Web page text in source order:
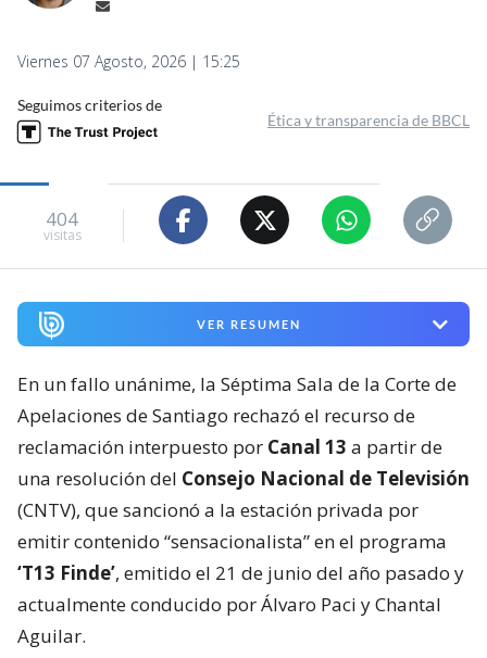
Viernes 07 Agosto, 2026 | 15:25
Seguimos criterios de
Ética y transparencia de BBCL
404
visitas
VER RESUMEN
En un fallo unánime, la Séptima Sala de la Corte de
Apelaciones de Santiago rechazó el recurso de
reclamación interpuesto por Canal 13 a partir de
una resolución del Consejo Nacional de Televisión
(CNTV), que sancionó a la estación privada por
emitir contenido “sensacionalista” en el programa
‘T13 Finde’, emitido el 21 de junio del año pasado y
actualmente conducido por Álvaro Paci y Chantal
Aguilar.